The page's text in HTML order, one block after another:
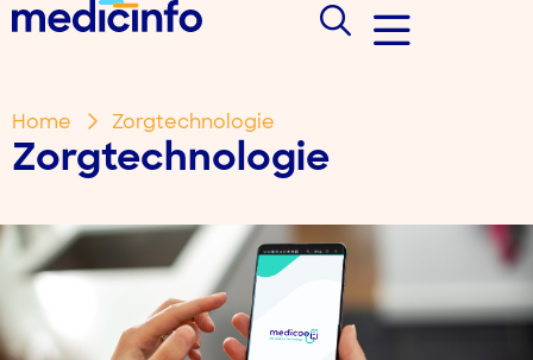
Home Zorgtechnologie
Zorgtechnologie